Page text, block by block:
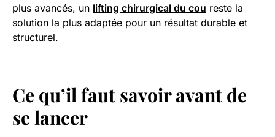
plus avancés, un lifting chirurgical du cou reste la
solution la plus adaptée pour un résultat durable et
structurel.
Ce qu’il faut savoir avant de
se lancer